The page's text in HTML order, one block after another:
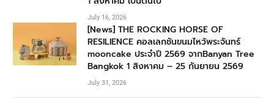
July 16, 2026
[News] THE ROCKING HORSE OF
RESILIENCE คอลเลกชันขนมไหว้พระจันทร์
mooncake ประจำปี 2569 จากBanyan Tree
Bangkok 1 สิงหาคม – 25 กันยายน 2569
July 31, 2026